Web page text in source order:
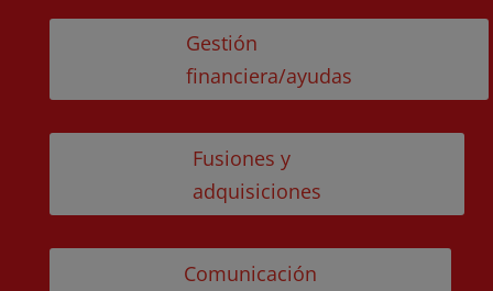
Gestión
financiera/ayudas
Fusiones y
adquisiciones
Comunicación